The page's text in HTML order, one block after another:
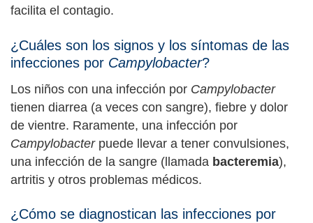
facilita el contagio.
¿Cuáles son los signos y los síntomas de las
infecciones por Campylobacter?
Los niños con una infección por Campylobacter
tienen diarrea (a veces con sangre), fiebre y dolor
de vientre. Raramente, una infección por
Campylobacter puede llevar a tener convulsiones,
una infección de la sangre (llamada bacteremia),
artritis y otros problemas médicos.
¿Cómo se diagnostican las infecciones por